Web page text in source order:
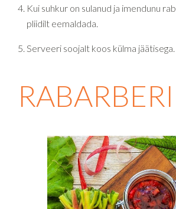
Kui suhkur on sulanud ja imendunu
pliidilt eemaldada.
Serveeri soojalt koos külma jäätisega.